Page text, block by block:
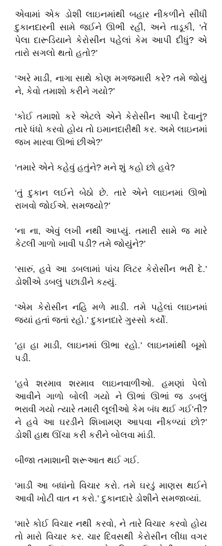
એવામાં એક ડોશી લાઇનમાંથી બહાર નીકળીને સીધી
દુકાનદારની સામે જઈને ઊભી રહી, અને તાડૂકી, ‘તેં
પેલા દારૂડિયાને કેરોસીન પહેલાં કેમ આપી દીધું? એ
તારો સગલો થતો હતો?’
‘અરે માડી, નાગા સાથે કોણ મગજમારી કરે? તમે જોયું
ને, કેવો તમાશો કરીને ગયો?’
‘કોઈ તમાશો કરે એટલે એને કેરોસીન આપી દેવાનું?
તારે ધંધો કરવો હોય તો ઇમાનદારીથી કર. અમે લાઇનમાં
જખ મારવા ઊભાં છીએ?’
‘તમારે એને કહેવું હતુંને? મને શું કહો છો હવે?
‘તું દુકાન લઈને બેઠો છે. તારે એને લાઇનમાં ઊભો
રાખવો જોઈએ. સમજ્યો?’
‘ના ના, એવું લખી નથી આપ્યું. તમારી સામે જ મારે
કેટલી ગાળો ખાવી પડી? તમે જોયુંને?’
‘સારું, હવે આ ડબલામાં પાંચ લિટર કેરોસીન ભરી દે.’
ડોશીએ ડબલું પછાડીને કહ્યું.
‘એમ કેરોસીન નહિ મળે માડી. તમે પહેલાં લાઇનમાં
જ્યાં હતાં જતાં રહો.’ દુકાનદારે ગુસ્સો કર્યો.
‘હા હા માડી, લાઇનમાં ઊભા રહો.’ લાઇનમાંથી બૂમો
પડી.
‘હવે શરમાવ શરમાવ લાઇનવાળીઓ. હમણાં પેલો
આવીને ગાળો બોલી ગયો ને ઊભાં ઊભાં જ ડબલું
ભરાવી ગયો ત્યારે તમારી લૂલીઓ કેમ બંધ થઈ ગઈ’તી?
ને હવે આ ઘરડીને શિખામણ આપવા નીકળ્યાં છો?’
ડોશી હાથ ઊંચા કરી કરીને બોલવા માંડી.
બીજા તમાશાની શરૂઆત થઈ ગઈ.
‘માડી આ બધાંનો વિચાર કરો. તમે ઘરડું માણસ થઈને
આવી ખોટી વાત ન કરો.’ દુકાનદારે ડોશીને સમજાવ્યાં.
‘મારે કોઈ વિચાર નથી કરવો, ને તારે વિચાર કરવો હોય
તો મારો વિચાર કર. ચાર દિવસથી કેરોસીન લીધા વગર